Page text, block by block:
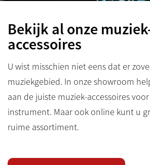
Bekijk al onze
accessoires
U wist misschien niet eens dat er
muziekgebied. In onze showroom
aan de juiste muziek-accessoires
instrument. Maar ook online kunt u
ruime assortiment.